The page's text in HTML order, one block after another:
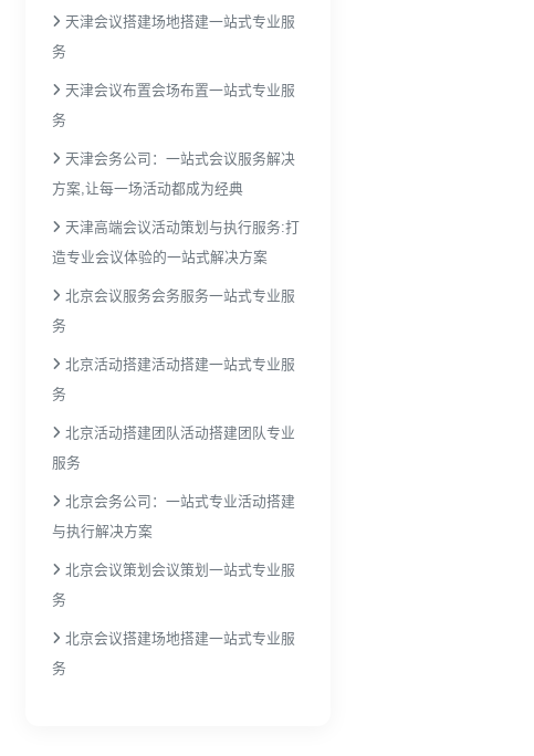
天津会议搭建场地搭建一站式专业服
务
天津会议布置会场布置一站式专业服
务
天津会务公司：一站式会议服务解决
方案,让每一场活动都成为经典
天津高端会议活动策划与执行服务:打
造专业会议体验的一站式解决方案
北京会议服务会务服务一站式专业服
务
北京活动搭建活动搭建一站式专业服
务
北京活动搭建团队活动搭建团队专业
服务
北京会务公司：一站式专业活动搭建
与执行解决方案
北京会议策划会议策划一站式专业服
务
北京会议搭建场地搭建一站式专业服
务